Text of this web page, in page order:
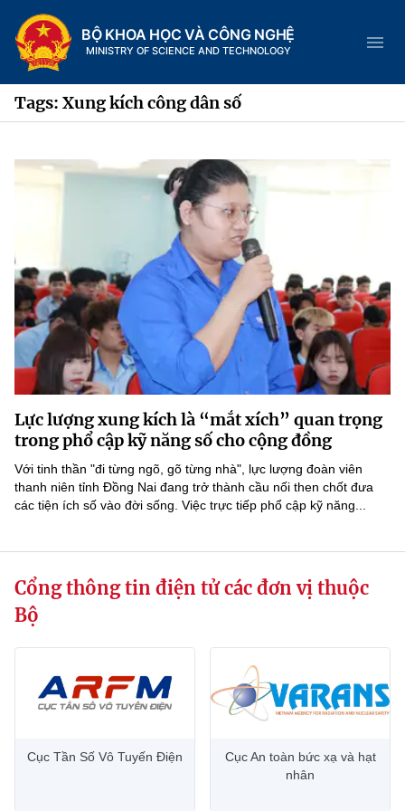
BỘ KHOA HỌC VÀ CÔNG NGHỆ
MINISTRY OF SCIENCE AND TECHNOLOGY
Danh mục
Giới thiệu
Chức năng nhiệm vụ
Cơ cấu tổ chức
Lịch sử phát triển
Sở Khoa học và Công nghệ
Tin tức sự kiện
Khoa học và Công nghệ
Đổi mới sáng tạo
Chuyển đổi số
Bưu chính, Viễn thông
Năng lượng nguyên tử
Tin địa phương
Dịch vụ công
Hệ thống văn bản
Văn bản QPPL
Văn bản chỉ đạo điều hành
Lấy ý kiến người dân về dự thảo VBQPPL
MST IOFFICE
THỐNG KÊ
Khoa học và Công nghệ
Đổi mới sáng tạo
Chuyển đổi số
Sở hữu trí tuệ
Multimedia
Khác
Videos
Ảnh
Tags: Xung kích công dân số
Lực lượng xung kích là “mắt xích” quan trọng
trong phổ cập kỹ năng số cho cộng đồng
Với tinh thần "đi từng ngõ, gõ từng nhà", lực lượng đoàn viên
thanh niên tỉnh Đồng Nai đang trở thành cầu nối then chốt đưa
các tiện ích số vào đời sống. Việc trực tiếp phổ cập kỹ năng...
Cổng thông tin điện tử các đơn vị thuộc
Bộ
Cục Tần Số Vô Tuyến Điện
Cục An toàn bức xạ và hạt
nhân